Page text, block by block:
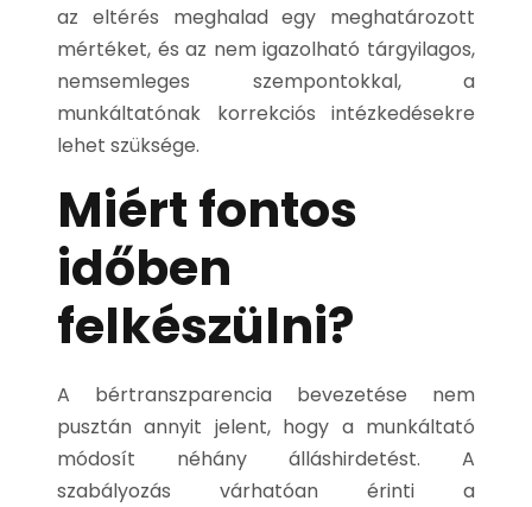
az eltérés meghalad egy meghatározott
mértéket, és az nem igazolható tárgyilagos,
nemsemleges szempontokkal, a
munkáltatónak korrekciós intézkedésekre
lehet szüksége.
Miért fontos
időben
felkészülni?
A bértranszparencia bevezetése nem
pusztán annyit jelent, hogy a munkáltató
módosít néhány álláshirdetést. A
szabályozás várhatóan érinti a